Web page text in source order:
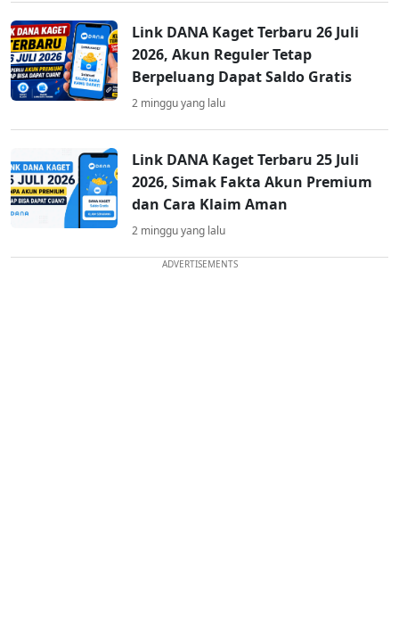
Link DANA Kaget Terbaru 26 Juli
2026, Akun Reguler Tetap
Berpeluang Dapat Saldo Gratis
2 minggu yang lalu
Link DANA Kaget Terbaru 25 Juli
2026, Simak Fakta Akun Premium
dan Cara Klaim Aman
2 minggu yang lalu
ADVERTISEMENTS